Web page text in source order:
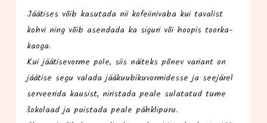
Jää­ti­ses võib kasu­ta­da nii kofeii­ni­va­ba kui tava­list
koh­vi ning võib asen­da­da ka sigu­ri või hoo­pis toor­ka­
kao­ga.
Kui jää­ti­se­vor­me pole, siis näi­teks põnev variant on
jää­ti­se segu vala­da jää­kuu­bi­ku­vormi­des­se ja see­jä­rel
ser­vee­ri­da kau­sist, niris­ta­da pea­le sula­ta­tud tume
šoko­laad ja puis­ta­da pea­le pähk­li­pu­ru.